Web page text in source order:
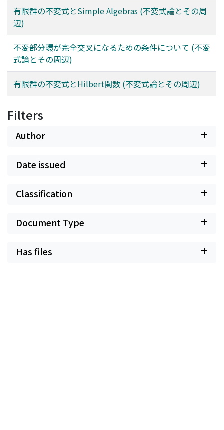
有限群の不変式とSimple Algebras (不変式論とその周
辺)
不変部分環が完全交叉になるための条件について (不変
式論とその周辺)
有限群の不変式とHilbert関数 (不変式論とその周辺)
Filters
Author
Date issued
Classification
Document Type
Has files